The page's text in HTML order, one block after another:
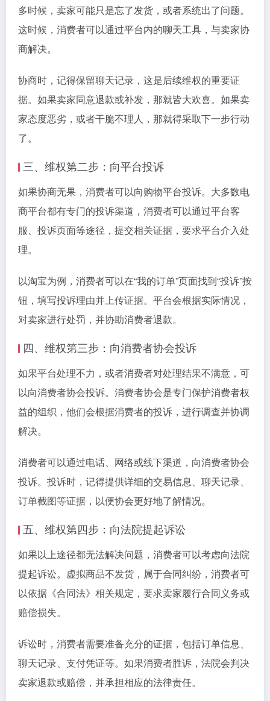
多时候，卖家可能只是忘了发货，或者系统出了问题。
这时候，消费者可以通过平台内的聊天工具，与卖家协
商解决。
协商时，记得保留聊天记录，这是后续维权的重要证
据。如果卖家同意退款或补发，那就皆大欢喜。如果卖
家态度恶劣，或者干脆不理人，那就得采取下一步行动
了。
三、维权第二步：向平台投诉
如果协商无果，消费者可以向购物平台投诉。大多数电
商平台都有专门的投诉渠道，消费者可以通过平台客
服、投诉页面等途径，提交相关证据，要求平台介入处
理。
以淘宝为例，消费者可以在“我的订单”页面找到“投诉”按
钮，填写投诉理由并上传证据。平台会根据实际情况，
对卖家进行处罚，并协助消费者退款。
四、维权第三步：向消费者协会投诉
如果平台处理不力，或者消费者对处理结果不满意，可
以向消费者协会投诉。消费者协会是专门保护消费者权
益的组织，他们会根据消费者的投诉，进行调查并协调
解决。
消费者可以通过电话、网络或线下渠道，向消费者协会
投诉。投诉时，记得提供详细的交易信息、聊天记录、
订单截图等证据，以便协会更好地了解情况。
五、维权第四步：向法院提起诉讼
如果以上途径都无法解决问题，消费者可以考虑向法院
提起诉讼。虚拟商品不发货，属于合同纠纷，消费者可
以依据《合同法》相关规定，要求卖家履行合同义务或
赔偿损失。
诉讼时，消费者需要准备充分的证据，包括订单信息、
聊天记录、支付凭证等。如果消费者胜诉，法院会判决
卖家退款或赔偿，并承担相应的法律责任。